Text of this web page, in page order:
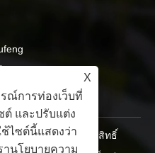
Co., Ltd. สงวนลิขสิทธิ์
X
ณ์การท่องเว็บที่
ต์ และปรับแต่ง
ไซต์นี้แสดงว่า
านโยบายความ